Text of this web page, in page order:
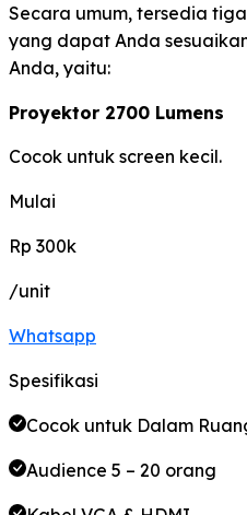
Secara umum, tersedia
yang dapat Anda
Anda, yaitu:
Proyektor 2700 Lumens
Cocok untuk screen kecil.
Mulai
Rp 300k
/unit
Whatsapp
Spesifikasi
Cocok untuk Dalam
Audience 5 – 20 orang